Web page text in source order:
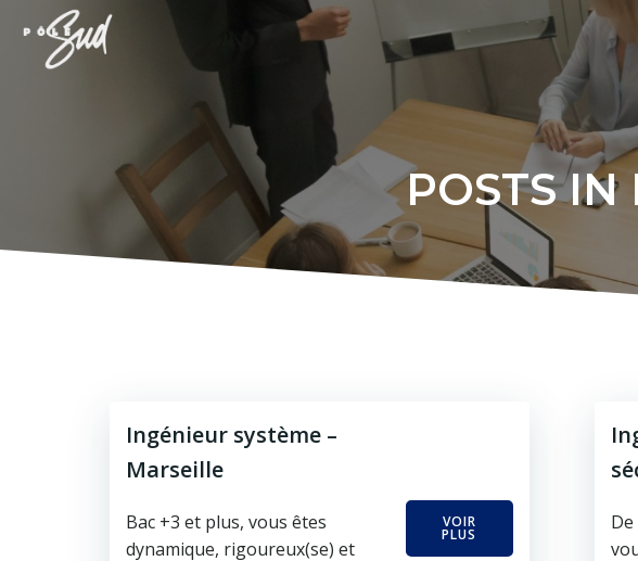
contenu
POSTS IN
Ingénieur système –
Marseille
Bac +3 et plus, vous êtes
dynamique, rigoureux(se) et
VOIR
PLUS